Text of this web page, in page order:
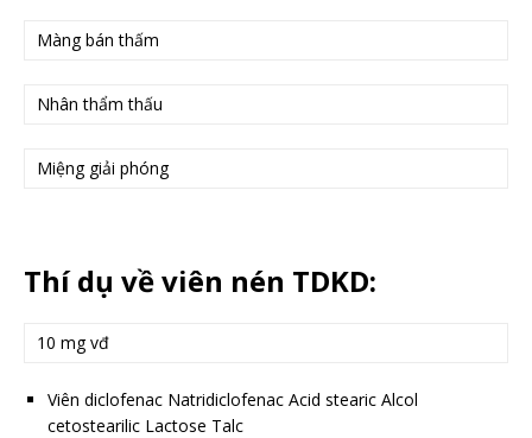
Màng bán thấm
Nhân thẩm thấu
Miệng giải phóng
Thí dụ về viên nén TDKD:
10 mg vđ
Viên diclofenac Natridiclofenac Acid stearic Alcol
cetostearilic Lactose Talc